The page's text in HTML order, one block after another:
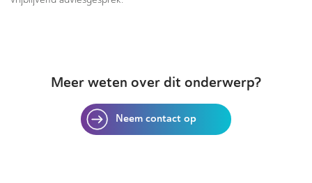
Meer weten over dit onderwerp?
Neem contact op